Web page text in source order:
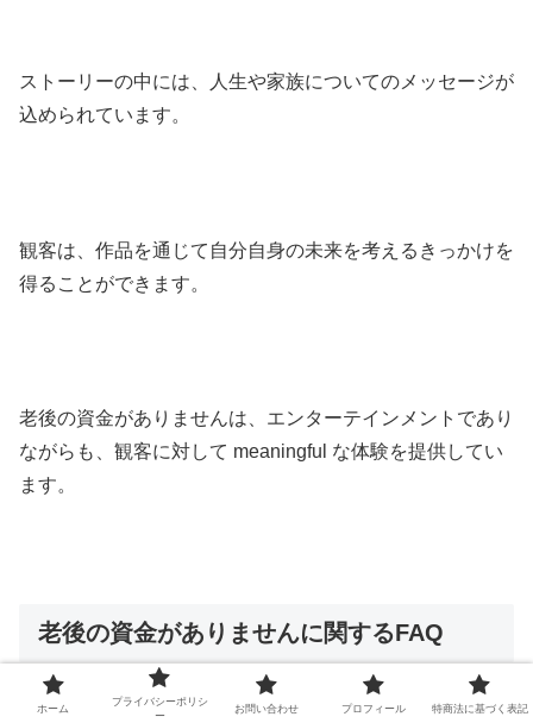
ストーリーの中には、人生や家族についてのメッセージが
込められています。
観客は、作品を通じて自分自身の未来を考えるきっかけを
得ることができます。
老後の資金がありませんは、エンターテインメントであり
ながらも、観客に対して meaningful な体験を提供してい
ます。
老後の資金がありませんに関するFAQ
ホーム
プライバシーポリシ
ー
お問い合わせ プロフィール 特商法に基づく表記